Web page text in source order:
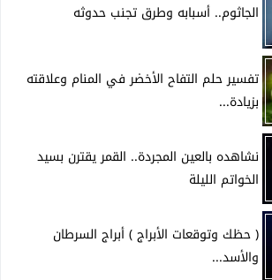
الجاثوم.. أسبابه وطرق تجنب حدوثه
تفسير حلم التفاح الأخضر في المنام وعلاقته
بزيادة...
نشاهده بالعين المجردة.. القمر يقترن بسيد
الخواتم الليلة
( حظك وتوقعات الأبراج ) أبراج السرطان
والأسد...